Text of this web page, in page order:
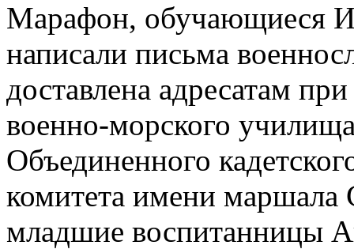
Марафон, обучающиеся
написали письма
доставлена адресатам
военно-морского
Объединенного
комитета имени маршала
младшие воспитанницы